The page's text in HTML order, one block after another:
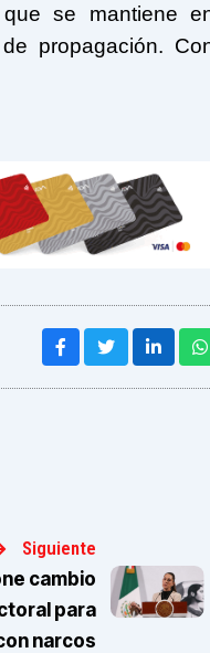
se mantiene
propagación.
Siguiente
cambio
para
narcos